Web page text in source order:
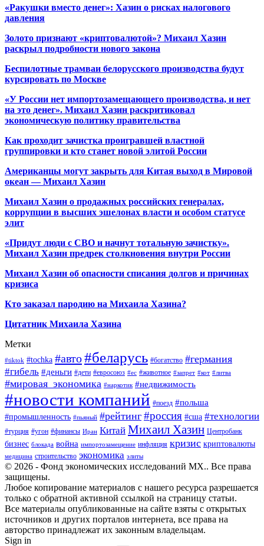
«Ракушки вместо денег»: Хазин о рисках налогового
давления
Золото признают «криптовалютой»? Михаил Хазин
раскрыл подробности нового закона
Беспилотные трамваи белорусского производства будут
курсировать по Москве
«У России нет импортозамещающего производства, и нет
на это денег». Михаил Хазин раскритиковал
экономическую политику правительства
Как проходит зачистка проигравшей властной
группировки и кто станет новой элитой России
Американцы могут закрыть для Китая выход в Мировой
океан — Михаил Хазин
Михаил Хазин о продажных российских генералах,
коррупции в высших эшелонах власти и особом статусе
элит
«Придут люди с СВО и начнут тотальную зачистку».
Михаил Хазин предрек столкновения внутри России
Михаил Хазин об опасности списания долгов и причинах
кризиса
Кто заказал пародию на Михаила Хазина?
Цитатник Михаила Хазина
Метки
#tiktok #tochka #авто#беларусь #богатство #германия
#гибель #деньги #дети #евросоюз #ес #животное #запрет #кот #литва
#мировая_экономика #наркотик #недвижимость
#новости компаний #поезд #польша
#промышленность #пьяный #рейтинг #россия #сша #технологии
#турция #угон #финансы Иран Китай Михаил Хазин Центробанк
бизнес блокада война импортозамещение инфляция кризис криптовалюты
медицина строительство экономика элиты
© 2026 - Фонд экономических исследований МХ.. Все права
защищены.
Любое копирование материалов с нашего ресурса разрешается
только с обратной активной ссылкой на страницу статьи.
Все материалы опубликованные на сайте взяты с открытых
источников и других порталов интернета, все права на
авторство принадлежат их законным владельцам.
Sign in